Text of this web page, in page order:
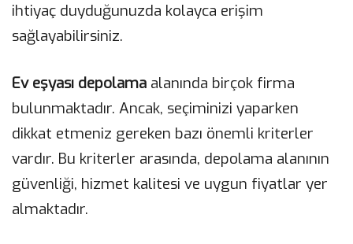
ihtiyaç duyduğunuzda kolayca erişim
sağlayabilirsiniz.
Ev eşyası depolama alanında birçok firma
bulunmaktadır. Ancak, seçiminizi yaparken
dikkat etmeniz gereken bazı önemli kriterler
vardır. Bu kriterler arasında, depolama alanının
güvenliği, hizmet kalitesi ve uygun fiyatlar yer
almaktadır.